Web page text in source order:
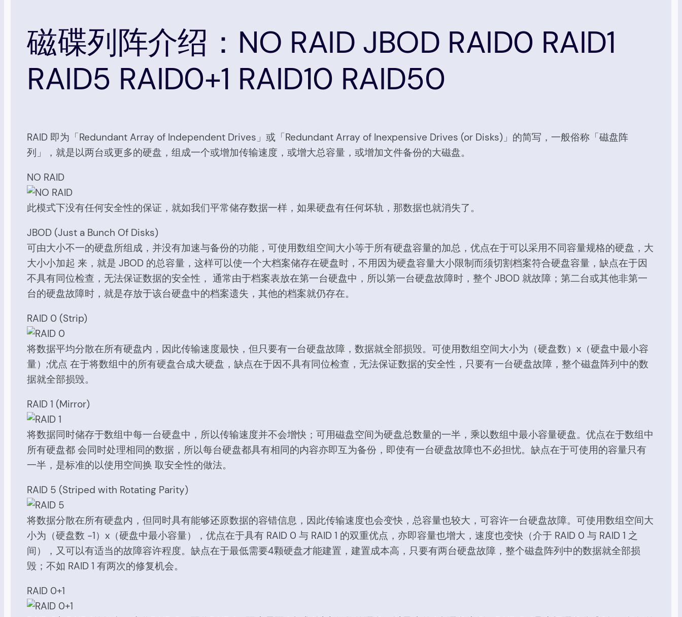
磁碟列阵介绍：NO RAID JBOD RAID0 RAID1
RAID5 RAID0+1 RAID10 RAID50
RAID 即为「Redundant Array of Independent Drives」或「Redundant Array of Inexpensive Drives (or Disks)」的简写，一般俗称「磁盘阵
列」，就是以两台或更多的硬盘，组成一个或增加传输速度，或增大总容量，或增加文件备份的大磁盘。
NO RAID
此模式下没有任何安全性的保证，就如我们平常储存数据一样，如果硬盘有任何坏轨，那数据也就消失了。
JBOD (Just a Bunch Of Disks)
可由大小不一的硬盘所组成，并没有加速与备份的功能，可使用数组空间大小等于所有硬盘容量的加总，优点在于可以采用不同容量规格的硬盘，大
大小小加起 来，就是 JBOD 的总容量，这样可以使一个大档案储存在硬盘时，不用因为硬盘容量大小限制而须切割档案符合硬盘容量，缺点在于因
不具有同位检查，无法保证数据的安全性， 通常由于档案表放在第一台硬盘中，所以第一台硬盘故障时，整个 JBOD 就故障；第二台或其他非第一
台的硬盘故障时，就是存放于该台硬盘中的档案遗失，其他的档案就仍存在。
RAID 0 (Strip)
将数据平均分散在所有硬盘内，因此传输速度最快，但只要有一台硬盘故障，数据就全部损毁。可使用数组空间大小为（硬盘数）x（硬盘中最小容
量）;优点 在于将数组中的所有硬盘合成大硬盘，缺点在于因不具有同位检查，无法保证数据的安全性，只要有一台硬盘故障，整个磁盘阵列中的数
据就全部损毁。
RAID 1 (Mirror)
将数据同时储存于数组中每一台硬盘中，所以传输速度并不会增快；可用磁盘空间为硬盘总数量的一半，乘以数组中最小容量硬盘。优点在于数组中
所有硬盘都 会同时处理相同的数据，所以每台硬盘都具有相同的内容亦即互为备份，即使有一台硬盘故障也不必担忧。缺点在于可使用的容量只有
一半，是标准的以使用空间换 取安全性的做法。
RAID 5 (Striped with Rotating Parity)
将数据分散在所有硬盘内，但同时具有能够还原数据的容错信息，因此传输速度也会变快，总容量也较大，可容许一台硬盘故障。可使用数组空间大
小为（硬盘数 -1）x（硬盘中最小容量），优点在于具有 RAID 0 与 RAID 1 的双重优点，亦即容量也增大，速度也变快（介于 RAID 0 与 RAID 1 之
间），又可以有适当的故障容许程度。缺点在于最低需要4颗硬盘才能建置，建置成本高，只要有两台硬盘故障，整个磁盘阵列中的数据就全部损
毁；不如 RAID 1 有两次的修复机会。
RAID 0+1